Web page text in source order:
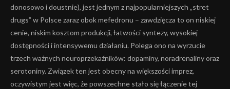
donosowo i doustnie), jest jednym z najpopularniejszych „stret
drugs” w Polsce zaraz obok mefedronu – zawdzięcza to on niskiej
cenie, niskim kosztom produkcji, łatwości syntezy, wysokiej
dostępności i intensywemu działaniu. Polega ono na wyrzucie
trzech ważnych neuroprzekaźników: dopaminy, noradrenaliny oraz
serotoniny. Związek ten jest obecny na większości imprez,
oczywistym jest więc, że powszechne stało się łączenie tej